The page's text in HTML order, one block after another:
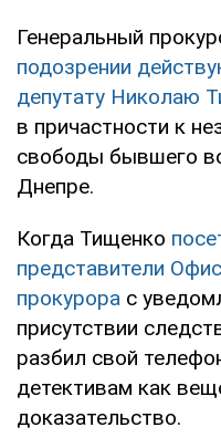
Генеральный
подозрении
депутату Николаю
в причастности к
свободы бывшего
Днепре.
Когда Тищенко
представители
прокурора с
присутствии
разбил свой
детективам как
доказательство.